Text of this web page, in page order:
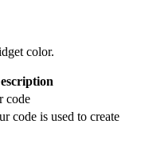
color.
code
code is used to create